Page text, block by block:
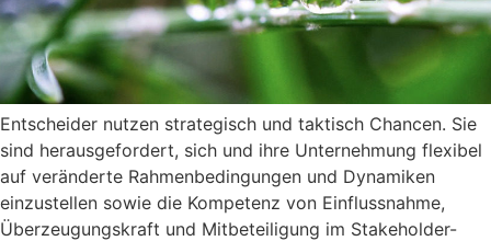
Entscheider nutzen strategisch und taktisch Chancen. Sie
sind herausgefordert, sich und ihre Unternehmung flexibel
auf veränderte Rahmenbedingungen und Dynamiken
einzustellen sowie die Kompetenz von Einflussnahme,
Überzeugungskraft und Mitbeteiligung im Stakeholder-